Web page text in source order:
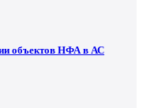
объектов НФА в АС